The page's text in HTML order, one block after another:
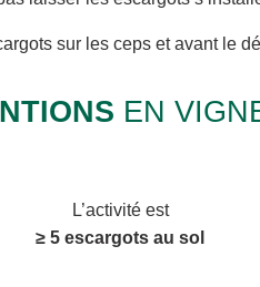
sur les ceps et avant le
EN
L’activité est
≥ 5 escargots au sol